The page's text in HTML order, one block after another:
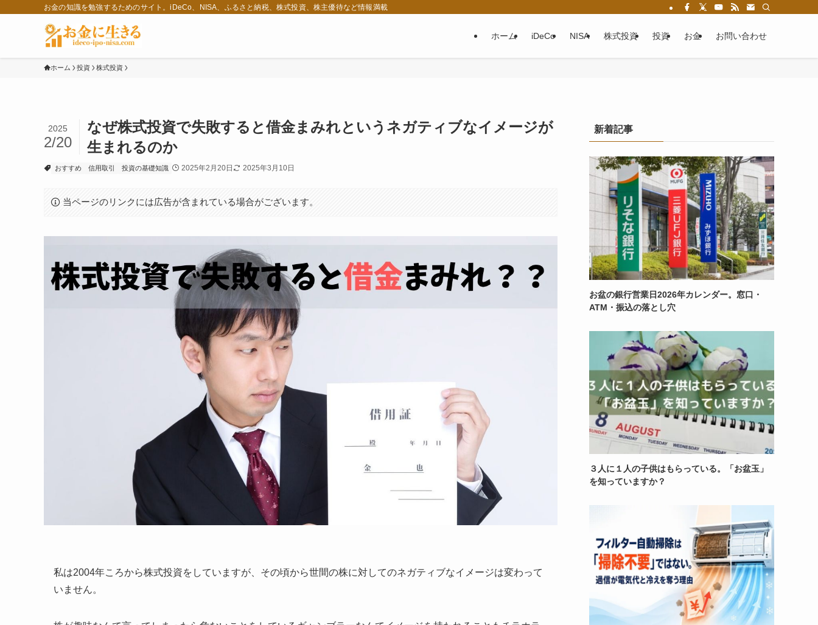
お金の知識を勉強するためのサイト。iDeCo、NISA、ふるさと納税、株式投資、株主優待など情報満載
ホーム iDeCo NISA 株式投資 投資 お金 お問い合わせ
ホーム 投資 株式投資
なぜ株式投資で失敗すると借金まみれというネガティブなイメージが
生まれるのか
2025
2/20
おすすめ 信用取引 投資の基礎知識 2025年2月20日 2025年3月10日
当ページのリンクには広告が含まれている場合がございます。
私は2004年ころから株式投資をしていますが、その頃から世間の株に対してのネガティブなイメージは変わって
いません。
新着記事
お盆の銀行営業日2026年カレンダー。窓口・
ATM・振込の落とし穴
３人に１人の子供はもらっている。「お盆玉」
を知っていますか？